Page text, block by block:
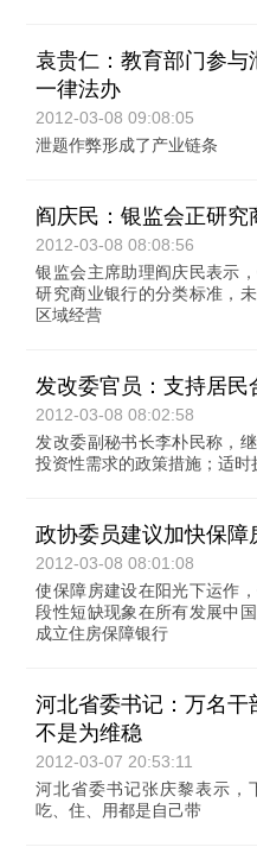
袁贵仁：教育部门参与
一律法办
2012-03-08 09:08:05
泄题作弊形成了产业链条
阎庆民：银监会正研
2012-03-08 08:08:56
银监会主席助理阎庆民表示
研究商业银行的分类标准，
区域经营
发改委官员：支持居民
2012-03-08 08:02:58
发改委副秘书长李朴民称，
投资性需求的政策措施；适时
政协委员建议加快保障
2012-03-08 08:01:08
使保障房建设在阳光下运作
段性短缺现象在所有发展中
成立住房保障银行
河北省委书记：万名干
不是为维稳
2012-03-07 20:53:11
河北省委书记张庆黎表示，
吃、住、用都是自己带